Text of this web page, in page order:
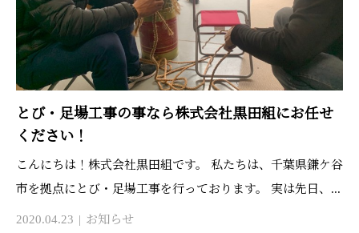
とび・足場工事の事なら株式会社黒田組にお任せ
ください！
こんにちは！株式会社黒田組です。 私たちは、千葉県鎌ケ谷
市を拠点にとび・足場工事を行っております。 実は先日、...
2020.04.23 お知らせ